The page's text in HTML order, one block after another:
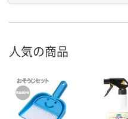
人気の商品